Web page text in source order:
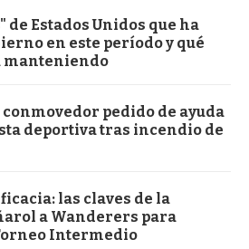
de Estados Unidos que ha
en este período y qué
manteniendo
pedido de ayuda
deportiva tras incendio de
las claves de la
a Wanderers para
Intermedio